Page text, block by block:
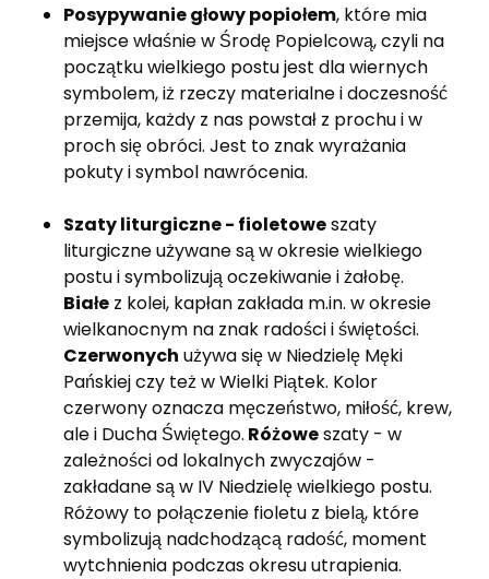
Posypywanie głowy popiołem, które mia
miejsce właśnie w Środę Popielcową, czyli na
początku wielkiego postu jest dla wiernych
symbolem, iż rzeczy materialne i doczesność
przemija, każdy z nas powstał z prochu i w
proch się obróci. Jest to znak wyrażania
pokuty i symbol nawrócenia.
Szaty liturgiczne - fioletoweszaty
liturgiczne używane są w okresie wielkiego
postu i symbolizują oczekiwanie i żałobę.
Białe z kolei, kapłan zakłada m.in. w okresie
wielkanocnym na znak radości i świętości.
Czerwonych używa się w Niedzielę Męki
Pańskiej czy też w Wielki Piątek. Kolor
czerwony oznacza męczeństwo, miłość, krew,
ale i Ducha Świętego. Różoweszaty - w
zależności od lokalnych zwyczajów -
zakładane są w IV Niedzielę wielkiego postu.
Różowy to połączenie fioletu z bielą, które
symbolizują nadchodzącą radość, moment
wytchnienia podczas okresu utrapienia.